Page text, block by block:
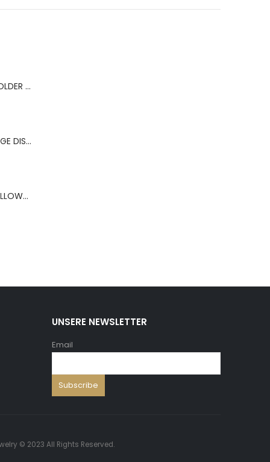
BERNS ACR.RING HOLDER 180*120MM FOR 9 RINGS
BERNS ACR.OHRRINGE DISP. 130*320MM FOR 36 PAIRS
BERNS ARMBAND PILLOW+HOLD.8*8 ,5 WH.PU
UNSERE NEWSLETTER
Email
© 2023 All Rights Reserved.